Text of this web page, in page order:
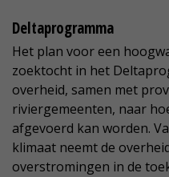
Deltaprogramma
Het plan voor een
zoektocht in het
overheid, samen met
riviergemeenten, naar
afgevoerd kan worden.
klimaat neemt de
overstromingen in de